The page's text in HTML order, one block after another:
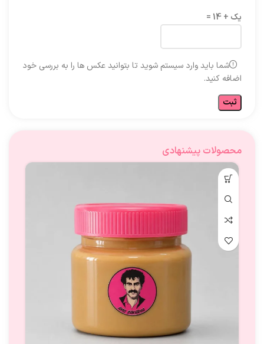
یک + 14 =
شما باید وارد سیستم شوید تا بتوانید عکس ها را به بررسی خود
اضافه کنید.
محصولات پیشنهادی